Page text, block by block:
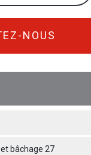
NOUS
bâchage 27